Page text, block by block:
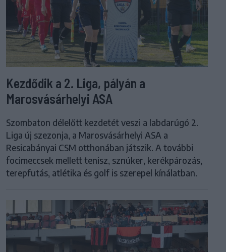
Kezdődik a 2. Liga, pályán a
Marosvásárhelyi ASA
Szombaton délelőtt kezdetét veszi a labdarúgó 2.
Liga új szezonja, a Marosvásárhelyi ASA a
Resicabányai CSM otthonában játszik. A további
focimeccsek mellett tenisz, sznúker, kerékpározás,
terepfutás, atlétika és golf is szerepel kínálatban.